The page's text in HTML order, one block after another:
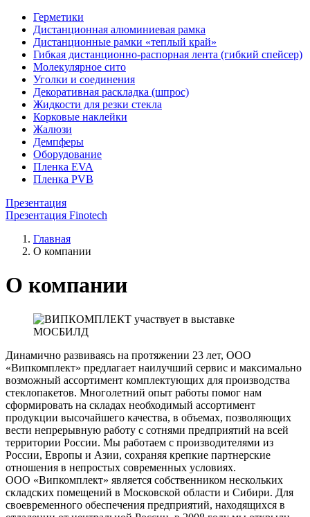
Герметики
Дистанционная алюминиевая рамка
Дистанционные рамки «теплый край»
Гибкая дистанционно-распорная лента (гибкий спейсер)
Молекулярное сито
Уголки и соединения
Декоративная раскладка (шпрос)
Жидкости для резки стекла
Корковые наклейки
Жалюзи
Демпферы
Оборудование
Пленка EVA
Пленка PVB
Презентация
Презентация Finotech
Главная
О компании
О компании
Динамично развиваясь на протяжении 23 лет, ООО
«Випкомплект» предлагает наилучший сервис и максимально
возможный ассортимент комплектующих для производства
стеклопакетов. Многолетний опыт работы помог нам
сформировать на складах необходимый ассортимент
продукции высочайшего качества, в объемах, позволяющих
вести непрерывную работу с сотнями предприятий на всей
территории России. Мы работаем с производителями из
России, Европы и Азии, сохраняя крепкие партнерские
отношения в непростых современных условиях.
ООО «Випкомплект» является собственником нескольких
складских помещений в Московской области и Сибири. Для
своевременного обеспечения предприятий, находящихся в